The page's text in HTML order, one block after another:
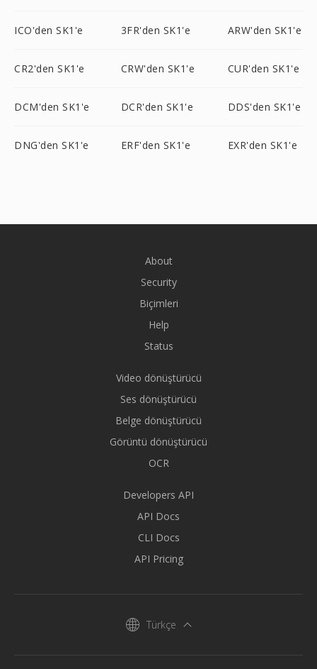
ICO'den SK1'e 3FR'den SK1'e ARW'den SK1'e
CR2'den SK1'e CRW'den SK1'e CUR'den SK1'e
DCM'den SK1'e DCR'den SK1'e DDS'den SK1'e
DNG'den SK1'e ERF'den SK1'e EXR'den SK1'e
About
Security
Biçimleri
Help
Status
Video dönüştürücü
Ses dönüştürücü
Belge dönüştürücü
Görüntü dönüştürücü
OCR
Developers API
API Docs
CLI Docs
API Pricing
Türkçe